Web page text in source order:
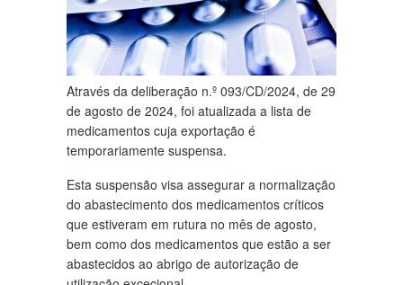
Através da deliberação n.º 093/CD/2024, de 29
de agosto de 2024, foi atualizada a lista de
medicamentos cuja exportação é
temporariamente suspensa.
Esta suspensão visa assegurar a normalização
do abastecimento dos medicamentos críticos
que estiveram em rutura no mês de agosto,
bem como dos medicamentos que estão a ser
abastecidos ao abrigo de autorização de